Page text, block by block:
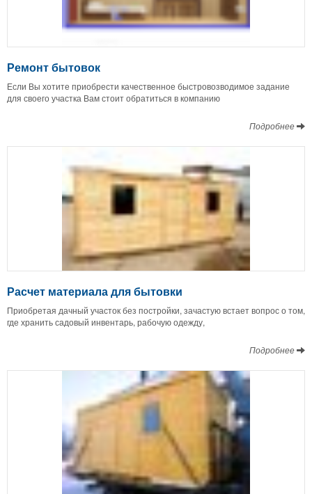
Ремонт бытовок
Если Вы хотите приобрести качественное быстровозводимое задание
для своего участка Вам стоит обратиться в компанию
Подробнее
Расчет материала для бытовки
Приобретая дачный участок без постройки, зачастую встает вопрос о том,
где хранить садовый инвентарь, рабочую одежду,
Подробнее